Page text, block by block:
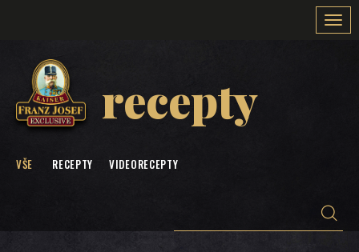
recepty
VŠE RECEPTY VIDEORECEPTY